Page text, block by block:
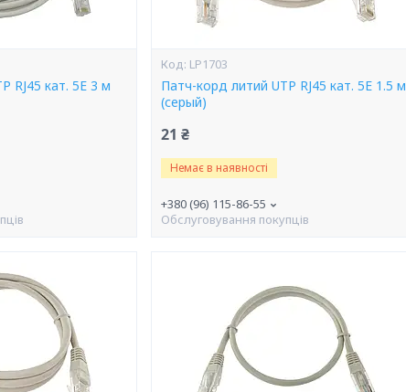
RJ45 кат. 5Е 3 м
LP1703
Патч-корд литий UTP RJ45 кат. 5Е 1.5 м
(серый)
21 ₴
Немає в наявності
+380 (96) 115-86-55
Обслуговування покупців